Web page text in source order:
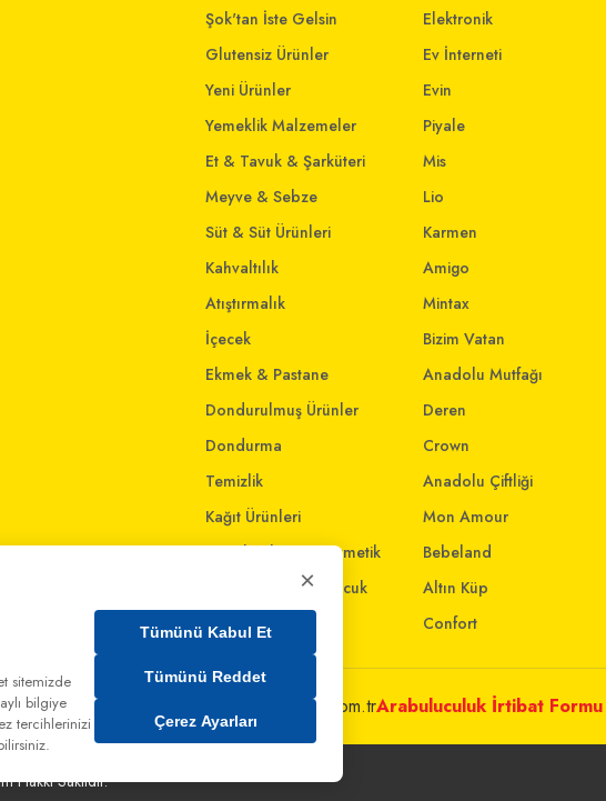
Şok'tan İste Gelsin
Glutensiz Ürünler
Yeni Ürünler
Yemeklik Malzemeler
Et & Tavuk & Şarküteri
Meyve & Sebze
Süt & Süt Ürünleri
Kahvaltılık
Atıştırmalık
İçecek
Ekmek & Pastane
Dondurulmuş Ürünler
Dondurma
Temizlik
Kağıt Ürünleri
Kişisel Bakım & Kozmetik
Anne - Bebek & Çocuk
Oyuncak
Elektronik
Ev İnterneti
Evin
Piyale
Mis
Lio
Karmen
Amigo
Mintax
Bizim Vatan
Anadolu Mutfağı
Deren
Crown
Anadolu Çiftliği
Mon Amour
Bebeland
Altın Küp
Confort
Yazın: musterihizmetleri@mim.sokmarket.com.trArabuluculuk İrtibat Formu
Saklıdır.
×
sitemizde
bilgiye
tercihlerinizi
Tümünü Kabul Et
Tümünü Reddet
Çerez Ayarları